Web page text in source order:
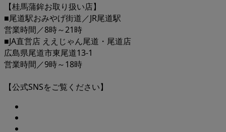
【桂馬蒲鉾お取り扱い店】
■尾道駅おみやげ街道／JR尾道駅
営業時間／8時～21時
■JA直営店 ええじゃん尾道・尾道店
広島県尾道市東尾道13-1
営業時間／9時～18時
【公式SNSをご覧ください】